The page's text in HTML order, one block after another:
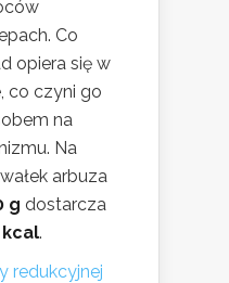
Co
opiera się w
co czyni go
na
Na
arbuza
g dostarcza
kcal.
redukcyjnej